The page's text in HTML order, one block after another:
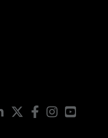
LinkedIn FacebookInstagramYouTube